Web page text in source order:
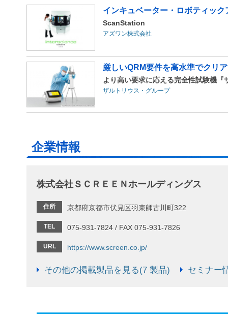
インキュベーター・ロボティッ
ScanStation
アズワン株式会社
厳しいQRM要件を高水準でクリ
より高い要求に応える完全性試験機
ザルトリウス・グループ
企業情報
株式会社ＳＣＲＥＥＮホールディングス
住所 京都府京都市伏見区羽束師古川町322
TEL 075-931-7824 / FAX 075-931-7826
URL https://www.screen.co.jp/
その他の掲載製品を見る(7 製品) セミナー